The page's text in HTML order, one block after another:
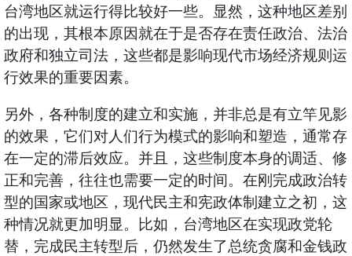
台湾地区就运行得比较好一些。显然，这种地区差别
的出现，其根本原因就在于是否存在责任政治、法治
政府和独立司法，这些都是影响现代市场经济规则运
行效果的重要因素。
另外，各种制度的建立和实施，并非总是有立竿见影
的效果，它们对人们行为模式的影响和塑造，通常存
在一定的滞后效应。并且，这些制度本身的调适、修
正和完善，往往也需要一定的时间。在刚完成政治转
型的国家或地区，现代民主和宪政体制建立之初，这
种情况就更加明显。比如，台湾地区在实现政党轮
替，完成民主转型后，仍然发生了总统贪腐和金钱政